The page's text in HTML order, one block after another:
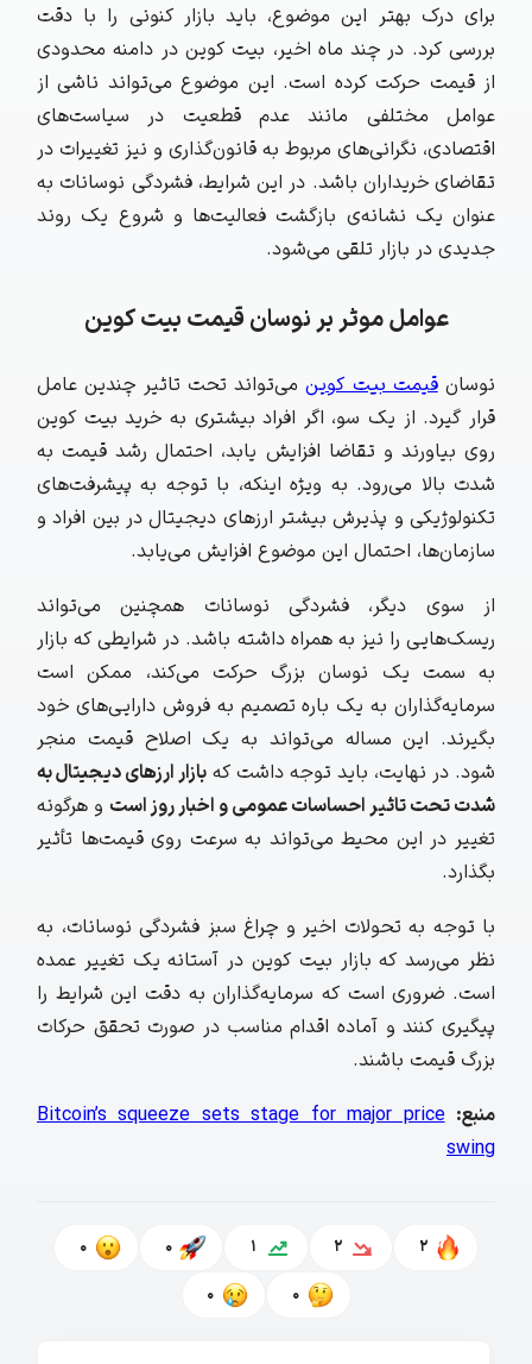
برای درک بهتر این موضوع، باید بازار کنونی را با دقت
بررسی کرد. در چند ماه اخیر، بیت‌ کوین در دامنه محدودی
از قیمت حرکت کرده است. این موضوع می‌تواند ناشی از
عوامل مختلفی مانند عدم قطعیت در سیاست‌های
اقتصادی، نگرانی‌های مربوط به قانون‌گذاری و نیز تغییرات در
تقاضای خریداران باشد. در این شرایط، فشردگی نوسانات به
عنوان یک نشانه‌ی بازگشت فعالیت‌ها و شروع یک روند
جدیدی در بازار تلقی می‌شود.
عوامل موثر بر نوسان قیمت بیت کوین
نوسانقیمت بیت‌ کوینمی‌تواند تحت تاثیر چندین عامل
قرار گیرد. از یک سو، اگر افراد بیشتری به خرید بیت‌ کوین
روی بیاورند و تقاضا افزایش یابد، احتمال رشد قیمت به
شدت بالا می‌رود. به ویژه اینکه، با توجه به پیشرفت‌های
تکنولوژیکی و پذیرش بیشتر ارزهای دیجیتال در بین افراد و
سازمان‌ها، احتمال این موضوع افزایش می‌یابد.
از سوی دیگر، فشردگی نوسانات همچنین می‌تواند
ریسک‌هایی را نیز به همراه داشته باشد. در شرایطی که بازار
به سمت یک نوسان بزرگ حرکت می‌کند، ممکن است
سرمایه‌گذاران به یک باره تصمیم به فروش دارایی‌های خود
بگیرند. این مساله می‌تواند به یک اصلاح قیمت منجر
شود. در نهایت، باید توجه داشت که بازار ارزهای دیجیتال به
شدت تحت تاثیر احساسات عمومی و اخبار روز است و هرگونه
تغییر در این محیط می‌تواند به سرعت روی قیمت‌ها تأثیر
بگذارد.
با توجه به تحولات اخیر و چراغ سبز فشردگی نوسانات، به
نظر می‌رسد که بازار بیت‌ کوین در آستانه یک تغییر عمده
است. ضروری است که سرمایه‌گذاران به دقت این شرایط را
پیگیری کنند و آماده اقدام مناسب در صورت تحقق حرکات
بزرگ قیمت باشند.
منبع: Bitcoin’s squeeze sets stage for major price
swing
2
2
1
0
0
0
0